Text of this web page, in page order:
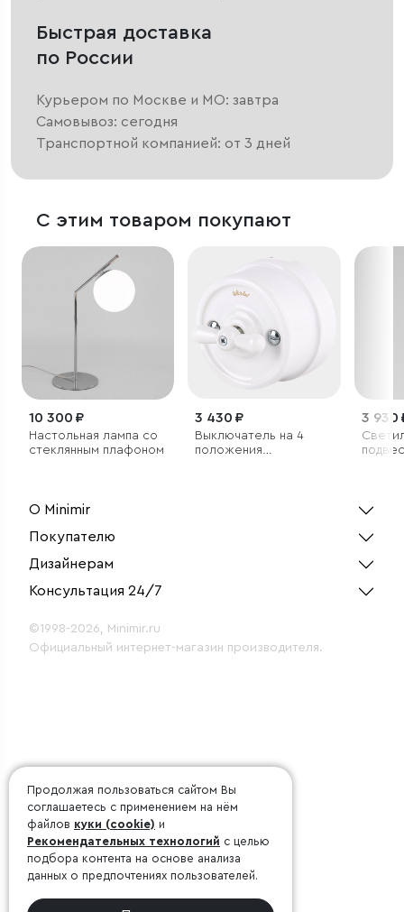
Быстрая доставка
по России
Курьером по Москве и МО: завтра
Самовывоз: сегодня
Транспортной компанией: от 3 дней
С этим товаром покупают
10 300 ₽
Настольная лампа со
стеклянным плафоном
3 430 ₽
Выключатель на 4
положения
3 930
О Minimir
Покупателю
Дизайнерам
Консультация 24/7
©1998-2026, Minimir.ru
Официальный интернет-магазин производителя.
Продолжая пользоваться сайтом Вы
соглашаетесь с применением на нём
файлов куки (cookie) и
Рекомендательных технологий с целью
подбора контента на основе анализа
данных о предпочтениях пользователей.